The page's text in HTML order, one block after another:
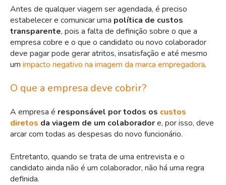
Antes de qualquer viagem ser agendada, é preciso
estabelecer e comunicar uma política de custos
transparente, pois a falta de definição sobre o que a
empresa cobre e o que o candidato ou novo colaborador
deve pagar pode gerar atritos, insatisfação e até mesmo
um impacto negativo na imagem da marca empregadora.
O que a empresa deve cobrir?
A empresa é responsável por todos os custos
diretos da viagem de um colaboradore, por isso, deve
arcar com todas as despesas do novo funcionário.
Entretanto, quando se trata de uma entrevista e o
candidato ainda não é um colaborador, não há uma regra
definida.